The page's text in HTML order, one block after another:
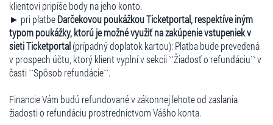
klientovi pripíše body na jeho konto.
► pri platbeDarčekovou poukážkou Ticketportal, respektíve iným
typom poukážky, ktorú je možné využiť na zakúpenie vstupeniek v
sieti Ticketportal(prípadný doplatok kartou): Platba bude prevedená
v prospech účtu, ktorý klient vyplní v sekcii ``Žiadosť o refundáciu`` v
časti ``Spôsob refundácie``.
Financie Vám budú refundované v zákonnej lehote od zaslania
žiadosti o refundáciu prostredníctvom Vášho konta.